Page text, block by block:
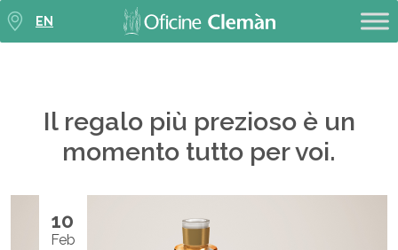
EN
Il regalo più prezioso è un
momento tutto per voi.
10
Feb